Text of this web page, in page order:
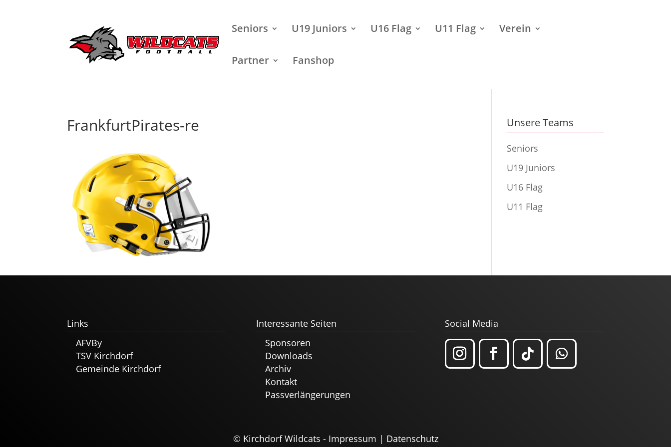
Seniors U19 Juniors U16 Flag U11 Flag Verein
Partner Fanshop
FrankfurtPirates-re Unsere Teams
Seniors
U19 Juniors
U16 Flag
U11 Flag
Links
AFVBy
TSV Kirchdorf
Gemeinde Kirchdorf
Interessante Seiten
Sponsoren
Downloads
Archiv
Kontakt
Passverlängerungen
Social Media
© Kirchdorf Wildcats - Impressum | Datenschutz